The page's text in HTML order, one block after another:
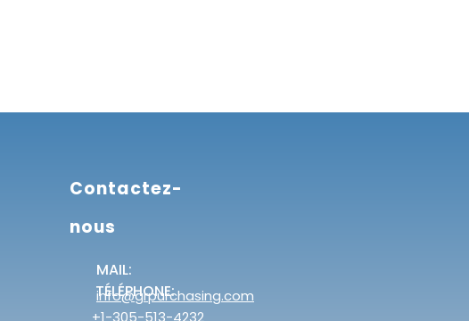
Contactez-
nous
MAIL:
info@grpurchasing.com
TÉLÉPHONE:
+1-305-513-4232